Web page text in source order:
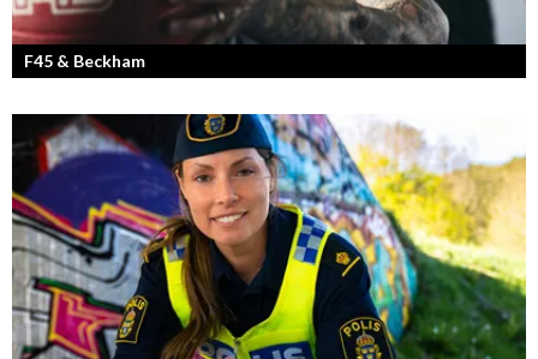
F45 & Beckham
F45 Training med partners som bland annat Mark Wahlberg och
David Beckham i spetsen har nått stora framgångar med sina
träningsstudios...